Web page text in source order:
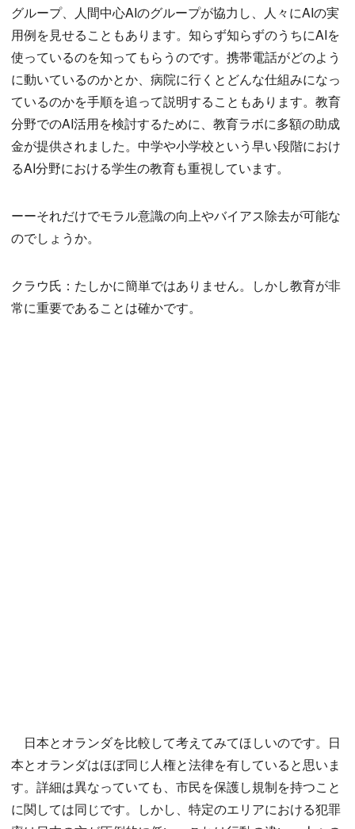
グループ、人間中心AIのグループが協力し、人々にAIの実
用例を見せることもあります。知らず知らずのうちにAIを
使っているのを知ってもらうのです。携帯電話がどのよう
に動いているのかとか、病院に行くとどんな仕組みになっ
ているのかを手順を追って説明することもあります。教育
分野でのAI活用を検討するために、教育ラボに多額の助成
金が提供されました。中学や小学校という早い段階におけ
るAI分野における学生の教育も重視しています。
ーーそれだけでモラル意識の向上やバイアス除去が可能な
のでしょうか。
クラウ氏：たしかに簡単ではありません。しかし教育が非
常に重要であることは確かです。
日本とオランダを比較して考えてみてほしいのです。日
本とオランダはほぼ同じ人権と法律を有していると思いま
す。詳細は異なっていても、市民を保護し規制を持つこと
に関しては同じです。しかし、特定のエリアにおける犯罪